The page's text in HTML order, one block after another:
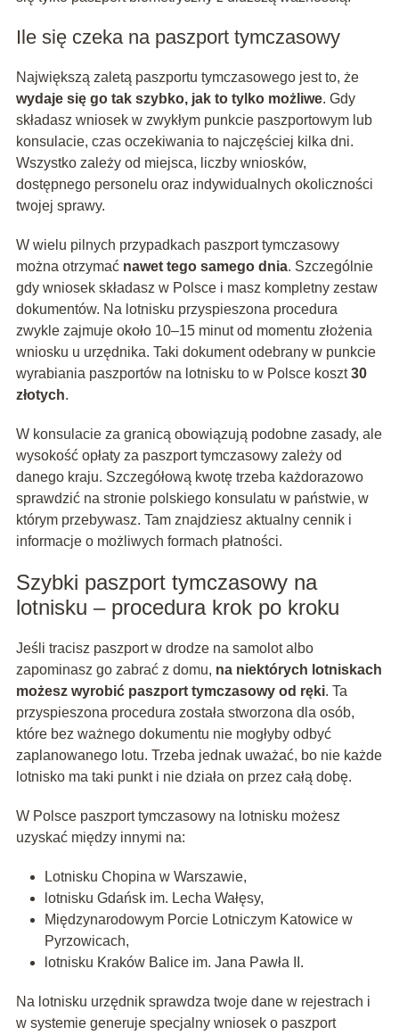
Ile się czeka na paszport tymczasowy
Największą zaletą paszportu tymczasowego jest to, że
wydaje się go tak szybko, jak to tylko możliwe. Gdy
składasz wniosek w zwykłym punkcie paszportowym lub
konsulacie, czas oczekiwania to najczęściej kilka dni.
Wszystko zależy od miejsca, liczby wniosków,
dostępnego personelu oraz indywidualnych okoliczności
twojej sprawy.
W wielu pilnych przypadkach paszport tymczasowy
można otrzymać nawet tego samego dnia. Szczególnie
gdy wniosek składasz w Polsce i masz kompletny zestaw
dokumentów. Na lotnisku przyspieszona procedura
zwykle zajmuje około 10–15 minut od momentu złożenia
wniosku u urzędnika. Taki dokument odebrany w punkcie
wyrabiania paszportów na lotnisku to w Polsce koszt30
złotych.
W konsulacie za granicą obowiązują podobne zasady, ale
wysokość opłaty za paszport tymczasowy zależy od
danego kraju. Szczegółową kwotę trzeba każdorazowo
sprawdzić na stronie polskiego konsulatu w państwie, w
którym przebywasz. Tam znajdziesz aktualny cennik i
informacje o możliwych formach płatności.
Szybki paszport tymczasowy na
lotnisku – procedura krok po kroku
Jeśli tracisz paszport w drodze na samolot albo
zapominasz go zabrać z domu, na niektórych lotniskach
możesz wyrobić paszport tymczasowy od ręki. Ta
przyspieszona procedura została stworzona dla osób,
które bez ważnego dokumentu nie mogłyby odbyć
zaplanowanego lotu. Trzeba jednak uważać, bo nie każde
lotnisko ma taki punkt i nie działa on przez całą dobę.
W Polsce paszport tymczasowy na lotnisku możesz
uzyskać między innymi na:
Lotnisku Chopina w Warszawie,
lotnisku Gdańsk im. Lecha Wałęsy,
Międzynarodowym Porcie Lotniczym Katowice w
Pyrzowicach,
lotnisku Kraków Balice im. Jana Pawła II.
Na lotnisku urzędnik sprawdza twoje dane w rejestrach i
w systemie generuje specjalny wniosek o paszport